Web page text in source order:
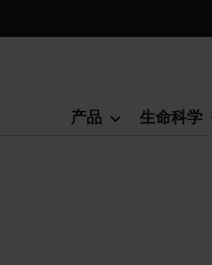
产品 生命科学